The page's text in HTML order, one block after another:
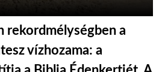
rekordmélységben a
vízhozama: a